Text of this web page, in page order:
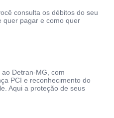
consulta os débitos do seu
quer pagar e como quer
Detran-MG, com
PCI e reconhecimento do
Aqui a proteção de seus